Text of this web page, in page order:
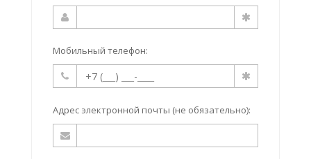
Мобильный телефон:
Адрес электронной почты (не обязательно):